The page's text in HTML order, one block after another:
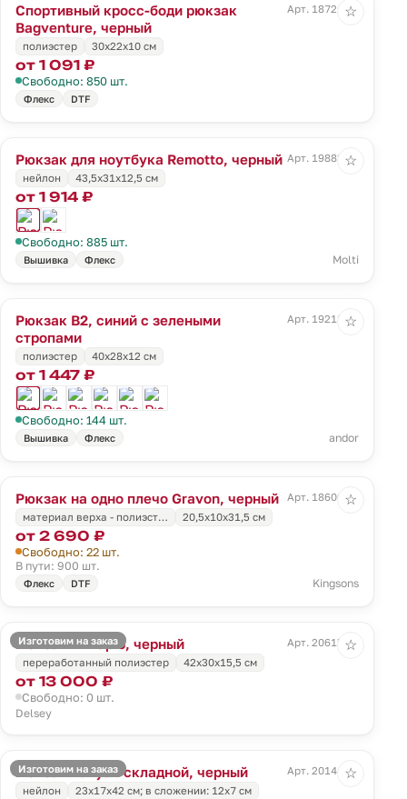
Спортивный кросс-боди рюкзак
Bagventure, черный
Арт. 18721.30
полиэстер 30х22x10 см
от 1 091 ₽
Свободно: 850 шт.
Флекс DTF
☆
Рюкзак для ноутбука Remotto, черный Арт. 19882.30
нейлон
43,5х31х12,5 см
от 1 914 ₽
Свободно: 885 шт.
Вышивка Флекс Molti
☆
Рюкзак B2, синий с зелеными
стропами
Арт. 19218.41
полиэстер 40х28х12 см
от 1 447 ₽
Свободно: 144 шт.
Вышивка Флекс andor
☆
Рюкзак на одно плечо Gravon, черный
Арт. 18600.30
материал верха - полиэст…
20,5x10x31,5 см
от 2 690 ₽
Свободно: 22 шт.
В пути: 900 шт.
Флекс DTF Kingsons
☆
Изготовим на заказ
Рюкзак Pin Up 6, черный
Арт. 20615.30
переработанный полиэстер
42x30x15,5 см
от 13 000 ₽
Свободно: 0 шт.
Delsey
☆
Изготовим на заказ
Рюкзак Yunyan складной, черный
Арт. 20144.30
нейлон
23х17х42 см; в сложении: 12х7 см
☆